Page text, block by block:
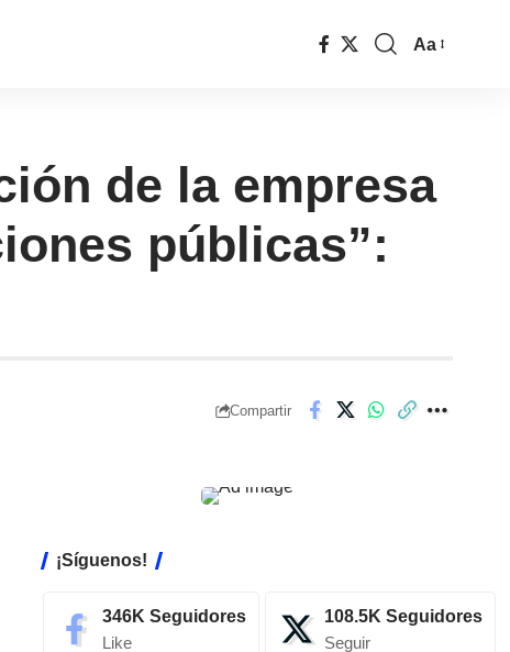
Aa
de la empresa
públicas”:
Compartir
¡Síguenos!
346K Seguidores
Like
108.5K Seguidores
Seguir